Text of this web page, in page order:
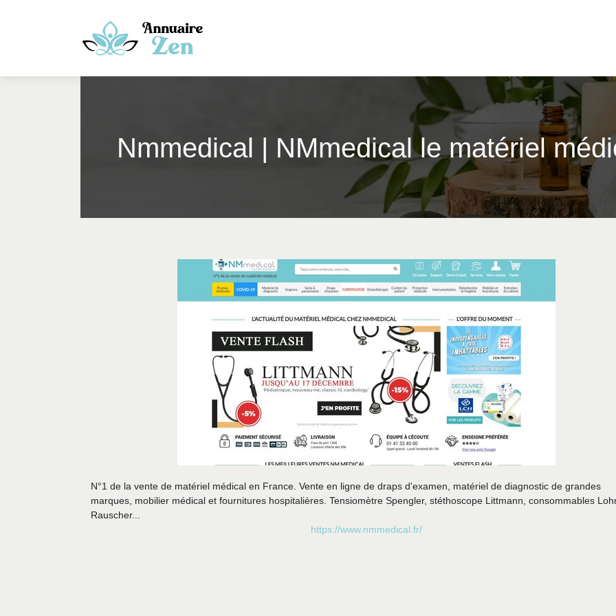
Nmmedical | NMmedical le matériel
N°1 de la vente de matériel médical en France. Vente en ligne de draps d'examen, matériel de diagnostic de grandes
marques, mobilier médical et fournitures hospitalières. Tensiomètre Spengler, stéthoscope Littmann, consommables
Rauscher...
https://www.nmmedical.fr/